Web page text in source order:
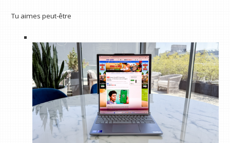
Tu aimes peut-être